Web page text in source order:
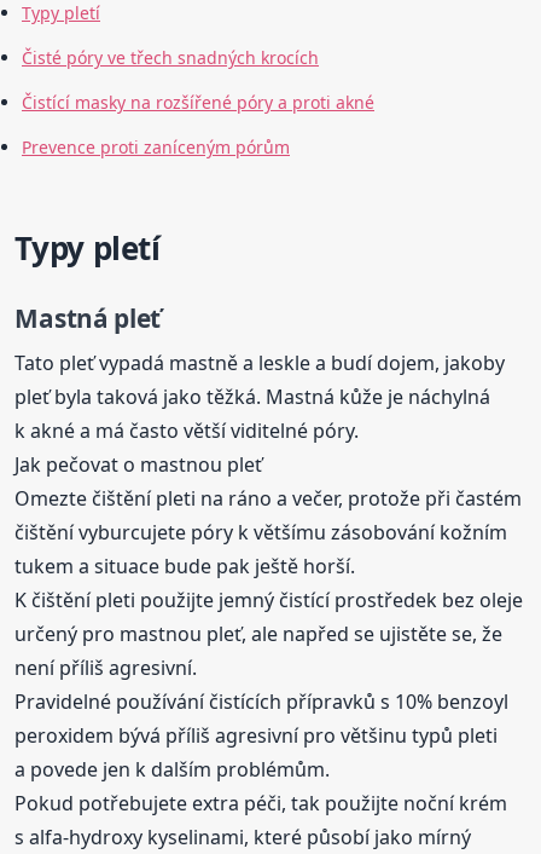
Typy pletí
Čisté póry ve třech snadných krocích
Čistící masky na rozšířené póry a proti akné
Prevence proti zaníceným pórům
Typy pletí
Mastná pleť
Tato pleť vypadá mastně a leskle a budí dojem, jakoby
pleť byla taková jako těžká. Mastná kůže je náchylná
k akné a má často větší viditelné póry.
Jak pečovat o mastnou pleť
Omezte čištění pleti na ráno a večer, protože při častém
čištění vyburcujete póry k většímu zásobování kožním
tukem a situace bude pak ještě horší.
K čištění pleti použijte jemný čistící prostředek bez oleje
určený pro mastnou pleť, ale napřed se ujistěte se, že
není příliš agresivní.
Pravidelné používání čistících přípravků s 10% benzoyl
peroxidem bývá příliš agresivní pro většinu typů pleti
a povede jen k dalším problémům.
Pokud potřebujete extra péči, tak použijte noční krém
s alfa-hydroxy kyselinami, které působí jako mírný